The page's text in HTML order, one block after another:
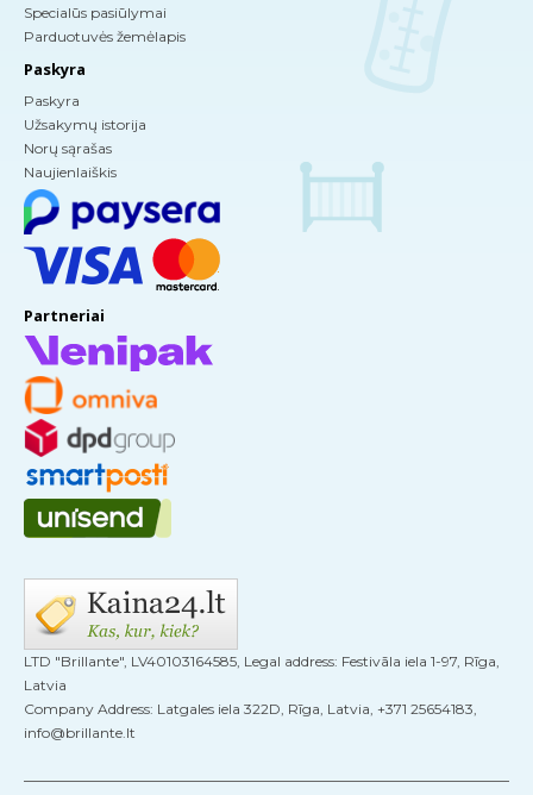
Specialūs pasiūlymai
Parduotuvės žemėlapis
Paskyra
Paskyra
Užsakymų istorija
Norų sąrašas
Naujienlaiškis
Partneriai
LTD "Brillante", LV40103164585, Legal address: Festivāla iela 1-97, Rīga,
Latvia
Company Address: Latgales iela 322D, Rīga, Latvia, +371 25654183,
info@brillante.lt